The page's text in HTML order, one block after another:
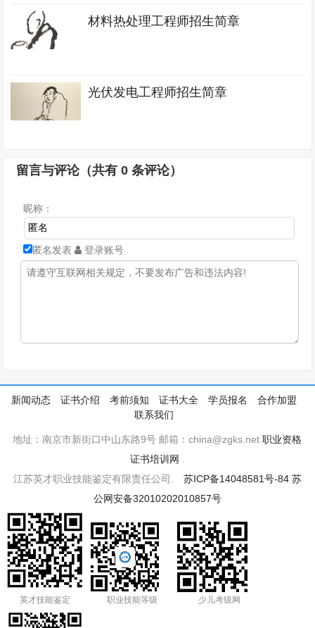
材料热处理工程师招生简章
光伏发电工程师招生简章
留言与评论（共有0 条评论）
昵称：
匿名发表 登录账号
新闻动态 证书介绍 考前须知 证书大全 学员报名
合作加盟
联系我们
地址：南京市新街口中山东路9号 邮箱：china@zgks.net职业资格
证书培训网
江苏英才职业技能鉴定有限责任公司. 苏ICP备14048581号-84 苏
公网安备32010202010857号
英才技能鉴定 职业技能等级 少儿考级网